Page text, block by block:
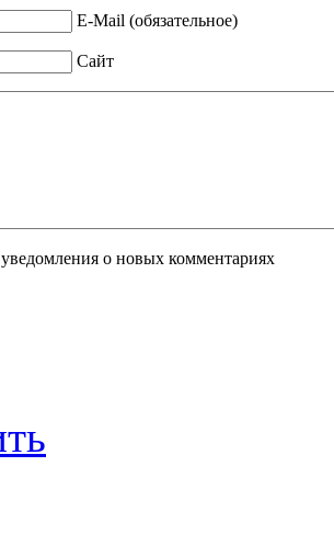
E-Mail (обязательное)
Сайт
о новых комментариях